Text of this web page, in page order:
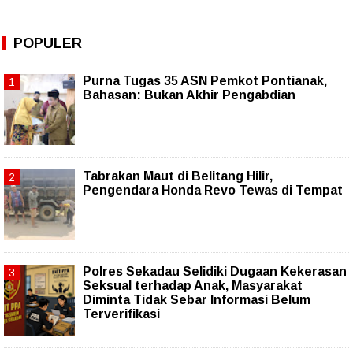
POPULER
Purna Tugas 35 ASN Pemkot Pontianak,
Bahasan: Bukan Akhir Pengabdian
Tabrakan Maut di Belitang Hilir,
Pengendara Honda Revo Tewas di Tempat
Polres Sekadau Selidiki Dugaan Kekerasan
Seksual terhadap Anak, Masyarakat
Diminta Tidak Sebar Informasi Belum
Terverifikasi